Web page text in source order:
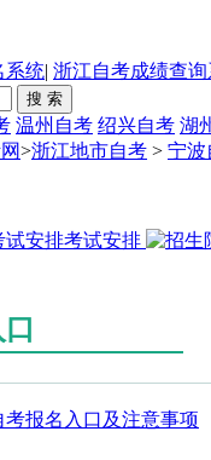
系统| 浙江自考成绩查
温州自考 绍兴自考 湖
>浙江地市自考 > 宁波
考试安排
考报名入口及注意事项